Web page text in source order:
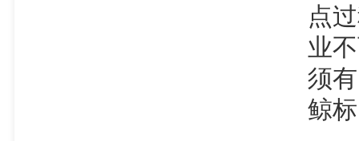
点
业
须
鲸